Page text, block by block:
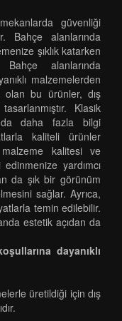
güvenliği
Bahçe alanlarında
şıklık katarken
alanlarında
malzemelerden
olan bu ürünler, dış
Klasik
daha fazla bilgi
kaliteli ürünler
kalitesi ve
yardımcı
da şık bir görünüm
sağlar. Ayrıca,
temin edilebilir.
estetik açıdan da
dayanıklı
üretildiği için dış